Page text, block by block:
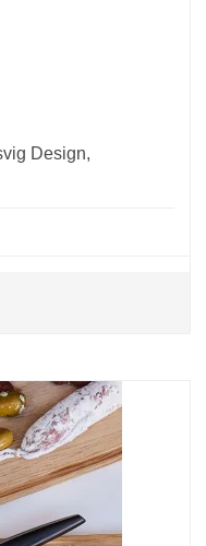
Design,